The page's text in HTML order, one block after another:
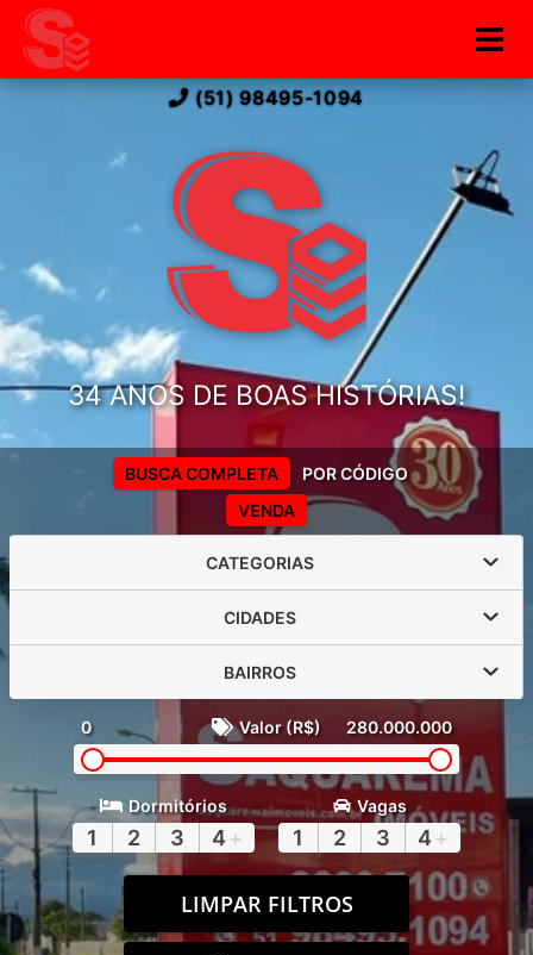
(51) 98495-1094
34 ANOS DE BOAS HISTÓRIAS!
VENDA
BUSCA COMPLETA POR CÓDIGO
CATEGORIAS
CIDADES
BAIRROS
0 Valor (R$) 280.000.000
Dormitórios
1 2 3 4 +
Vagas
1 2 3 4 +
LIMPAR FILTROS